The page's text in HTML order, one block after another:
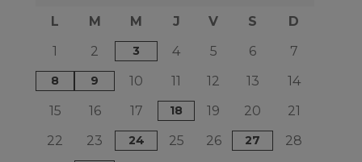
L M M J V S
D
1
2 3 4 5 6 7
8 9 10 11 12 13
14
15
16 17 18 19 20
21
22
23 24 25 26 27
28